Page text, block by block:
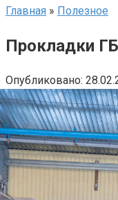
Главная » Полезное
Прокладки
Опубликовано: